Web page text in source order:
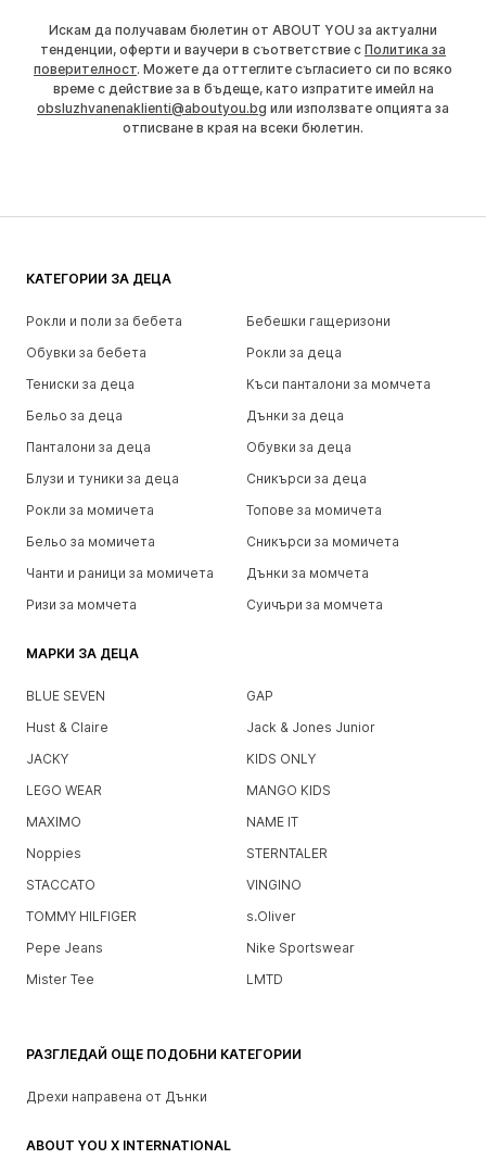
Искам да получавам бюлетин от ABOUT YOU за актуални
тенденции, оферти и ваучери в съответствие с Политика за
поверителност. Можете да оттеглите съгласието си по всяко
време с действие за в бъдеще, като изпратите имейл на
obsluzhvanenaklienti@aboutyou.bg или използвате опцията за
отписване в края на всеки бюлетин.
КАТЕГОРИИ ЗА ДЕЦА
Рокли и поли за бебета
Бебешки гащеризони
Обувки за бебета
Рокли за деца
Тениски за деца
Къси панталони за момчета
Бельо за деца
Дънки за деца
Панталони за деца
Обувки за деца
Блузи и туники за деца
Сникърси за деца
Рокли за момичета
Топове за момичета
Бельо за момичета
Сникърси за момичета
Чанти и раници за момичета
Дънки за момчета
Ризи за момчета
Суичъри за момчета
МАРКИ ЗА ДЕЦА
BLUE SEVEN
GAP
Hust & Claire
Jack & Jones Junior
JACKY
KIDS ONLY
LEGO WEAR
MANGO KIDS
MAXIMO
NAME IT
Noppies
STERNTALER
STACCATO
VINGINO
TOMMY HILFIGER
s.Oliver
Pepe Jeans
Nike Sportswear
Mister Tee
LMTD
РАЗГЛЕДАЙ ОЩЕ ПОДОБНИ КАТЕГОРИИ
Дрехи направена от Дънки
ABOUT YOU X INTERNATIONAL